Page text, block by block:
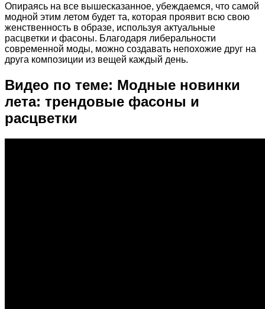
Опираясь на все вышесказанное, убеждаемся, что самой
модной этим летом будет та, которая проявит всю свою
женственность в образе, используя актуальные
расцветки и фасоны. Благодаря либеральности
современной моды, можно создавать непохожие друг на
друга композиции из вещей каждый день.
Видео по теме: Модные новинки
лета: трендовые фасоны и
расцветки